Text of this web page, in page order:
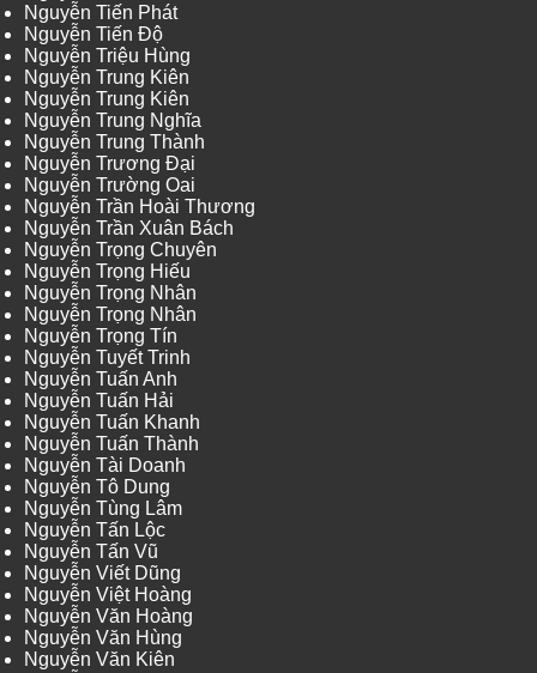
Nguyễn Tiến Phát
Nguyễn Tiến Độ
Nguyễn Triệu Hùng
Nguyễn Trung Kiên
Nguyễn Trung Kiên
Nguyễn Trung Nghĩa
Nguyễn Trung Thành
Nguyễn Trương Đại
Nguyễn Trường Oai
Nguyễn Trần Hoài Thương
Nguyễn Trần Xuân Bách
Nguyễn Trọng Chuyên
Nguyễn Trọng Hiếu
Nguyễn Trọng Nhân
Nguyễn Trọng Nhân
Nguyễn Trọng Tín
Nguyễn Tuyết Trinh
Nguyễn Tuấn Anh
Nguyễn Tuấn Hải
Nguyễn Tuấn Khanh
Nguyễn Tuấn Thành
Nguyễn Tài Doanh
Nguyễn Tô Dung
Nguyễn Tùng Lâm
Nguyễn Tấn Lộc
Nguyễn Tấn Vũ
Nguyễn Viết Dũng
Nguyễn Việt Hoàng
Nguyễn Văn Hoàng
Nguyễn Văn Hùng
Nguyễn Văn Kiên